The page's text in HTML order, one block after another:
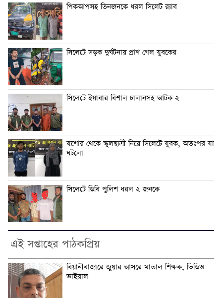
পিকআপসহ তিনজনকে ধরল সিলেট র‌্যাব
সিলেটে সড়ক দুর্ঘটনায় প্রাণ গেল যুবকের
সিলেটে ইয়াবার বিশাল চালানসহ আটক ২
যশোর থেকে স্কুলছাত্রী নিয়ে সিলেটে যুবক, অতঃপর যা
ঘটলো
সিলেটে ডিবি পুলিশ ধরল ২ জনকে
এই সপ্তাহের পাঠকপ্রিয়
বিয়ানীবাজারে জুয়ার আসরে মাতাল শিক্ষক, ভিডিও
ভাইরাল